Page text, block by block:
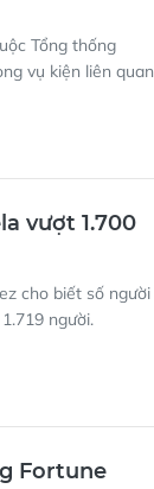
Tổng thống
vụ kiện liên quan
vượt 1.700
cho biết số người
người.
Fortune